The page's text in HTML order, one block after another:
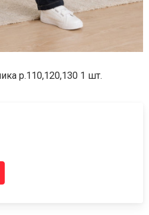
р.110,120,130 1 шт.